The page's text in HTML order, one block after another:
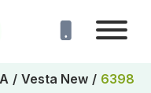
Vesta New 6398